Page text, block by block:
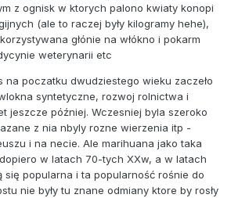
z ognisk w ktorych palono kwiaty konopi
(ale to raczej były kilogramy hehe),
głónie na włókno i pokarm
weterynarii etc
na poczatku dwudziestego wieku zaczeło
syntetyczne, rozwoj rolnictwa i
jeszcze później. Wczesniej byla szeroko
z nia nbyly rozne wierzenia itp -
i na necie. Ale marihuana jako taka
w latach 70-tych XXw, a w latach
się popularna i ta popularność rośnie do
nie były tu znane odmiany ktore by rosły